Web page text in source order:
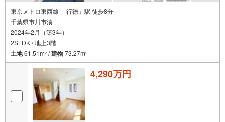
東京メトロ東西線 「行徳」駅 徒歩8分
千葉県市川市湊
2024年2月（築3年）
2SLDK / 地上3階
土地61.51m2 /建物73.27m2
4,290万円